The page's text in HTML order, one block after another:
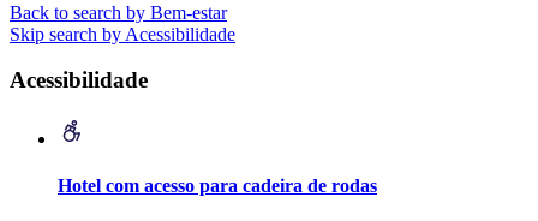
Back to search by Bem-estar
Skip search by Acessibilidade
Acessibilidade
Hotel com acesso para cadeira de rodas